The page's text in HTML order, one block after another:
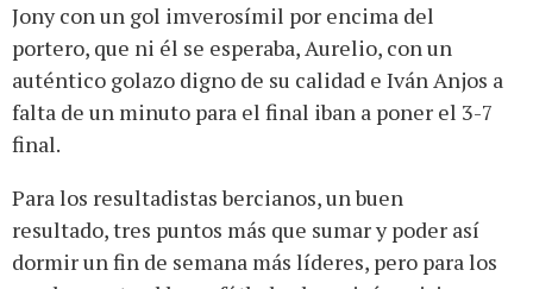
Jony con un gol imverosímil por encima del
portero, que ni él se esperaba, Aurelio, con un
auténtico golazo digno de su calidad e Iván Anjos a
falta de un minuto para el final iban a poner el 3-7
final.
Para los resultadistas bercianos, un buen
resultado, tres puntos más que sumar y poder así
dormir un fin de semana más líderes, pero para los